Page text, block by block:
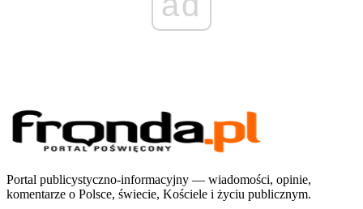
Portal publicystyczno-informacyjny — wiadomości, opinie,
komentarze o Polsce, świecie, Kościele i życiu publicznym.